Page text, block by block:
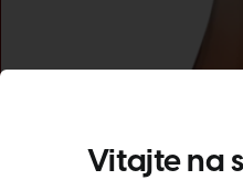
Vitajte na